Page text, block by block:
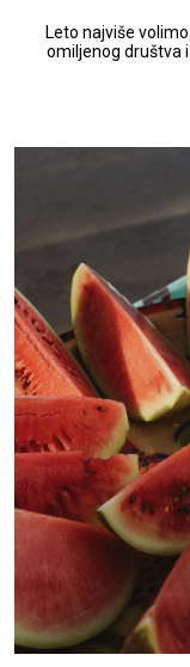
Leto najviše
omiljenog društva